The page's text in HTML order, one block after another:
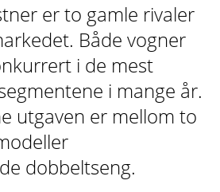
er to gamle rivaler
Både vogner
i de mest
i mange år.
utgaven er mellom to
dobbeltseng.